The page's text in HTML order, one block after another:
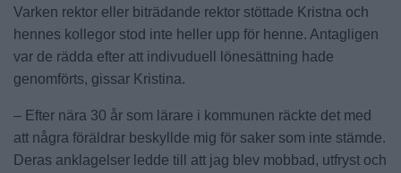
Varken rektor eller biträdande rektor stöttade Kristna och
hennes kollegor stod inte heller upp för henne. Antagligen
var de rädda efter att indivuduell lönesättning hade
genomförts, gissar Kristina.
– Efter nära 30 år som lärare i kommunen räckte det med
att några föräldrar beskyllde mig för saker som inte stämde.
Deras anklagelser ledde till att jag blev mobbad, utfryst och